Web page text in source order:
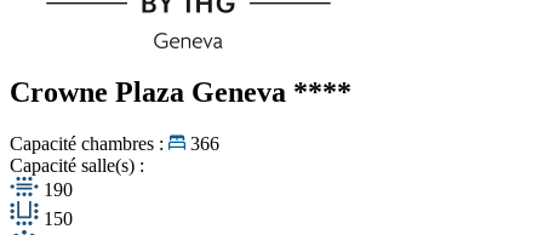
Crowne Plaza Geneva ****
Capacité chambres :
366
Capacité salle(s) :
190
150